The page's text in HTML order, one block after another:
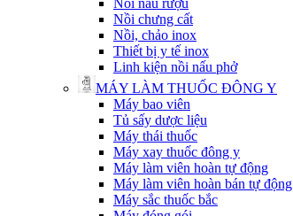
Nồi nấu rượu
Nồi chưng cất
Nồi, chảo inox
Thiết bị y tế inox
Linh kiện nồi nấu phở
MÁY LÀM THUỐC ĐÔNG Y
Máy bao viên
Tủ sấy dược liệu
Máy thái thuốc
Máy xay thuốc đông y
Máy làm viên hoàn tự động
Máy làm viên hoàn bán tự động
Máy sắc thuốc bắc